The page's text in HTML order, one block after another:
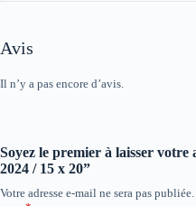
Avis
Il n’y a pas encore d’avis.
Soyez le premier à laisser
2024 / 15 x 20”
Votre adresse e-mail ne sera pas publiée.